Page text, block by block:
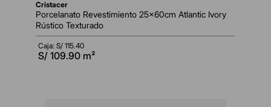
cristacer
Porcelanato Revestimiento 25x60cm Atlantic Ivory
Rústico Texturado
Caja: S/ 115.40
S/ 109.90 m²